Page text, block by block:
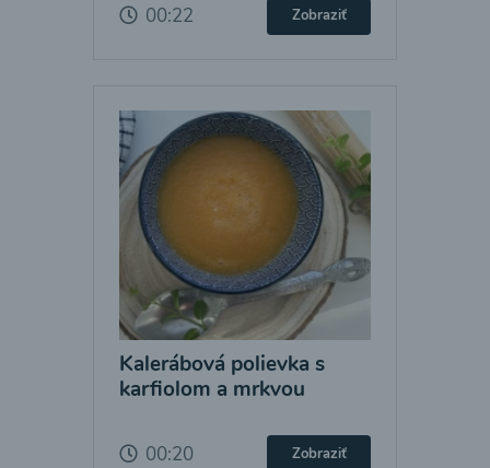
00:22 Zobraziť
Kalerábová polievka s
karfiolom a mrkvou
00:20 Zobraziť